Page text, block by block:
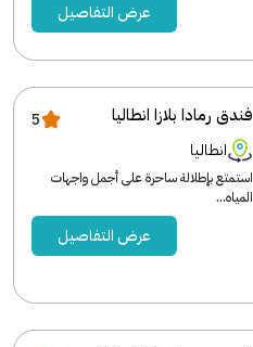
عرض التفاصيل
فندق رمادا بلازا انطاليا
5
انطاليا
استمتع بإطلالة ساحرة على أجمل واجهات
المياه...
عرض التفاصيل